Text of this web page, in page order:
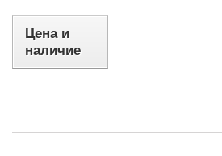
Цена и
наличие